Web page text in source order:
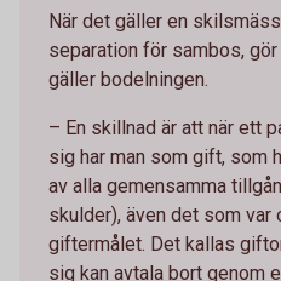
När det gäller en
separation för sambos,
gäller bodelningen.
– En skillnad är att när ett
sig har man som gift, som
av alla gemensamma
skulder), även det som var
giftermålet. Det kallas
sig kan avtala bort genom